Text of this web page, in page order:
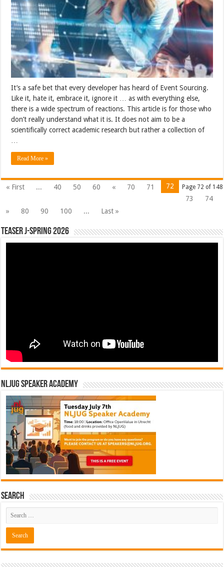
It’s a safe bet that every developer has heard of Event Sourcing.
Like it, hate it, embrace it, ignore it … as with everything else,
there is a wide spectrum of reactions. This article is for those who
don’t really understand what it is. It does not aim to be a
scientifically correct academic research but rather a collection of
…
Read More »
Page 72 of 148
« First ... 40 50 60 « 70 71
72
73
74
»
80 90 100 ... Last »
Teaser J-Spring 2026
NLJUG Speaker Academy
Search